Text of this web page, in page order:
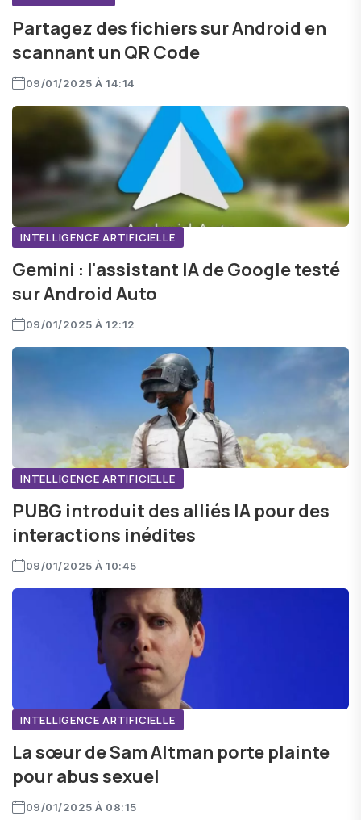
Partagez des fichiers sur Android en
scannant un QR Code
09/01/2025 À 14:14
INTELLIGENCE ARTIFICIELLE
Gemini : l'assistant IA de Google testé
sur Android Auto
09/01/2025 À 12:12
INTELLIGENCE ARTIFICIELLE
PUBG introduit des alliés IA pour des
interactions inédites
09/01/2025 À 10:45
INTELLIGENCE ARTIFICIELLE
La sœur de Sam Altman porte plainte
pour abus sexuel
09/01/2025 À 08:15